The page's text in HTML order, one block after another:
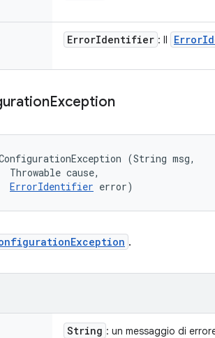
ErrorIdentifier : Il Error
Exception
(String msg,
Throwable cause,
ErrorIdentifier error)
.
String : un messaggio di